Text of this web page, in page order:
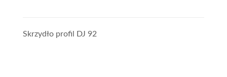
Skrzydło profil DJ 92